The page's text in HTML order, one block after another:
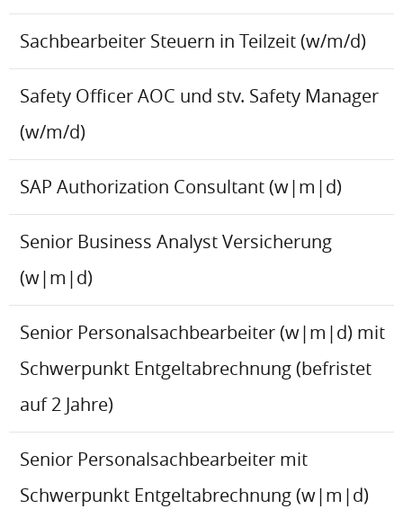
Sachbearbeiter Steuern in Teilzeit (w/m/d)
Safety Officer AOC und stv. Safety Manager
(w/m/d)
SAP Authorization Consultant (w|m|d)
Senior Business Analyst Versicherung
(w|m|d)
Senior Personalsachbearbeiter (w|m|d) mit
Schwerpunkt Entgeltabrechnung (befristet
auf 2 Jahre)
Senior Personalsachbearbeiter mit
Schwerpunkt Entgeltabrechnung (w|m|d)